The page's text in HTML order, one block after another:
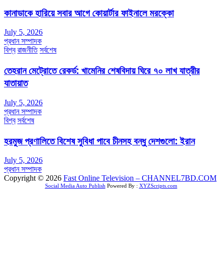
কানাডাকে হারিয়ে সবার আগে কোয়ার্টার ফাইনালে মরক্কো
July 5, 2026
প্রধান সম্পাদক
বিশ্ব রাজনীতি সর্বশেষ
তেহরান মেট্রোতে রেকর্ড: খামেনির শেষবিদায় ঘিরে ৭০ লাখ যাত্রীর
যাতায়াত
July 5, 2026
প্রধান সম্পাদক
বিশ্ব সর্বশেষ
হরমুজ প্রণালিতে বিশেষ সুবিধা পাবে চীনসহ বন্ধু দেশগুলো: ইরান
July 5, 2026
প্রধান সম্পাদক
Copyright © 2026 Fast Online Television – CHANNEL7BD.COM
Social Media Auto Publish Powered By : XYZScripts.com